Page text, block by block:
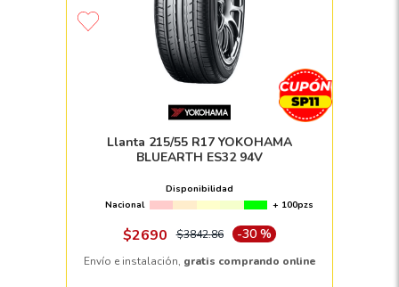
Llanta 215/55 R17 YOKOHAMA
BLUEARTH ES32 94V
Disponibilidad
Nacional
+ 100pzs
$2690 $3842.86 -30 %
Envío e instalación, gratis comprando online